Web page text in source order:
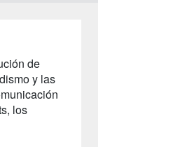
de
y las
los